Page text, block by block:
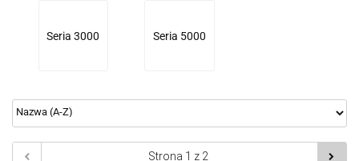
Seria 3000 Seria 5000